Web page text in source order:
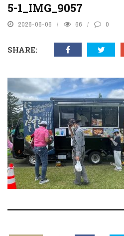
5-1_IMG_9057
2026-06-06 66 0
SHARE: